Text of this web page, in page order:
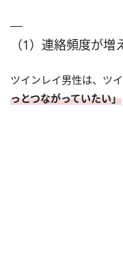
（1）連絡頻度が増
ツインレイ男性は、ツ
っとつながっていたい」